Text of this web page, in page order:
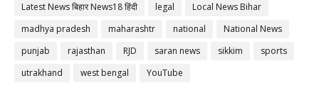
Latest News बिहार News18 हिंदी
legal
Local News Bihar
madhya pradesh
maharashtr national
National News
punjab
rajasthan RJD saran news sikkim
sports
utrakhand
west bengal YouTube